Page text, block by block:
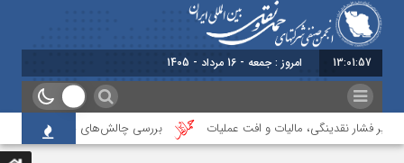
13:01:57 امروز : جمعه - 16 مرداد - 1405
فشار نقدینگی، مالیات و افت عملیات بررسی چالش‌های حمل ونقل کالا